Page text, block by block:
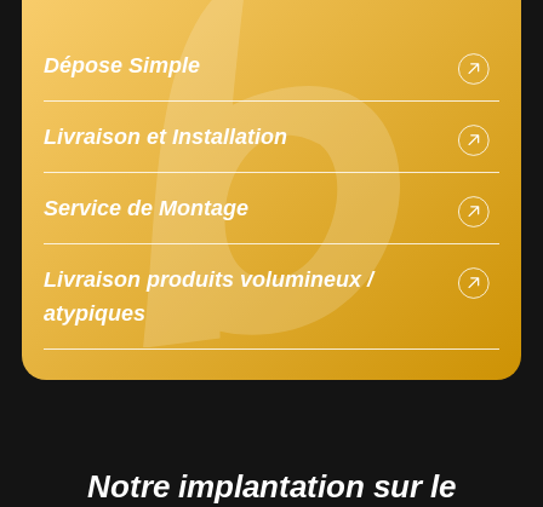
Livraison produits volumineux /
atypiques
Dépose Simple
Livraison et Installation
Service de Montage
Notre implantation sur le